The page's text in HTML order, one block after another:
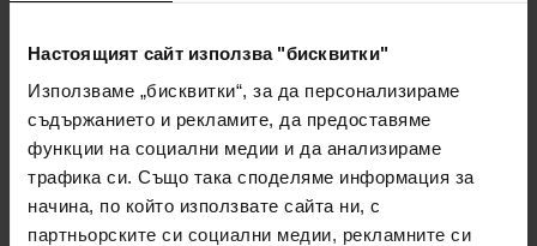
Настоящият сайт използва "бисквитки"
Използваме „бисквитки“, за да персонализираме
съдържанието и рекламите, да предоставяме
функции на социални медии и да анализираме
трафика си. Също така споделяме информация за
начина, по който използвате сайта ни, с
партньорските си социални медии, рекламните си
наличен
29,25€ 26,33€
наличен
29,25€ 26,33€
: